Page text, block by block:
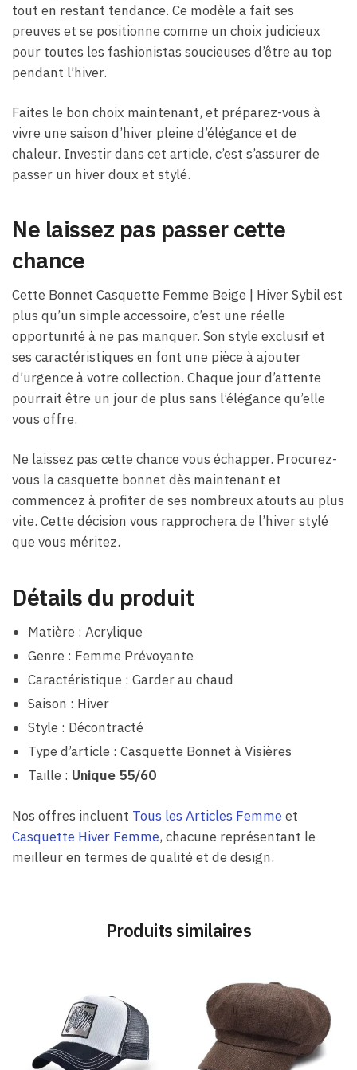
tout en restant tendance. Ce modèle a fait ses
preuves et se positionne comme un choix judicieux
pour toutes les fashionistas soucieuses d’être au top
pendant l’hiver.
Faites le bon choix maintenant, et préparez-vous à
vivre une saison d’hiver pleine d’élégance et de
chaleur. Investir dans cet article, c’est s’assurer de
passer un hiver doux et stylé.
Ne laissez pas passer cette
chance
Cette Bonnet Casquette Femme Beige​ | Hiver Sybil est
plus qu’un simple accessoire, c’est une réelle
opportunité à ne pas manquer. Son style exclusif et
ses caractéristiques en font une pièce à ajouter
d’urgence à votre collection. Chaque jour d’attente
pourrait être un jour de plus sans l’élégance qu’elle
vous offre.
Ne laissez pas cette chance vous échapper. Procurez-
vous la casquette bonnet dès maintenant et
commencez à profiter de ses nombreux atouts au plus
vite. Cette décision vous rapprochera de l’hiver stylé
que vous méritez.
Détails du produit
Matière : Acrylique
Genre : Femme Prévoyante
Caractéristique : Garder au chaud
Saison : Hiver
Style : Décontracté
Type d’article : Casquette Bonnet à Visières
Taille : Unique 55/60
Nos offres incluent Tous les Articles Femmeet
Casquette Hiver Femme, chacune représentant le
meilleur en termes de qualité et de design.
Produits similaires